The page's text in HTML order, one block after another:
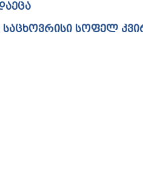
ᲡᲝᲤᲔᲚ